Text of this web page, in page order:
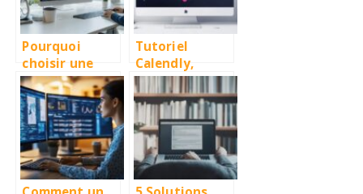
digitale
réussie
Pourquoi
choisir une
maintenance
de site web a
Montreal pour
une
performance
optimale
Tutoriel
Calendly,
plugin
WordPress de
gestion de
calendrier et
prise de
rendez-vous |
Test et avis :